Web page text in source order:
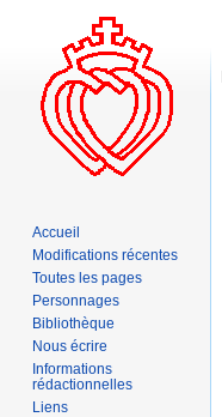
Accueil
Modifications récentes
Toutes les pages
Personnages
Bibliothèque
Nous écrire
Informations
rédactionnelles
Liens